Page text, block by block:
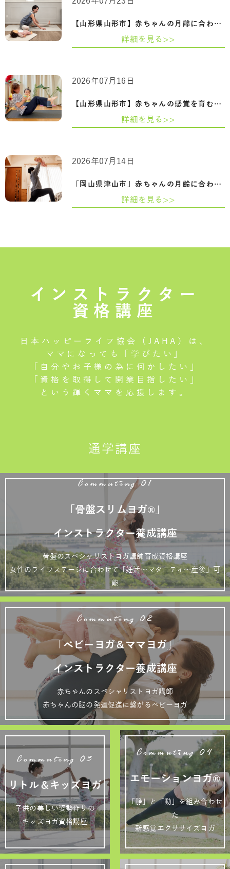
【山形県山形市】赤ちゃんの月齢に合わせ…
詳細を見る>>
【山形県山形市】赤ちゃんの感覚を育むふ…
2026年07月16日
詳細を見る>>
「岡山県津山市」赤ちゃんの月齢に合わせ…
2026年07月14日
詳細を見る>>
インストラクター
資格講座
日本ハッピーライフ協会（JAHA）は、
ママになっても「学びたい」
「自分やお子様の為に何かしたい」
「資格を取得して開業目指したい」
という輝くママを応援します。
通学講座
Commuting 01
「骨盤スリムヨガ®」
インストラクター養成講座
骨盤のスペシャリストヨガ講師育成資格講座
女性のライフステージに合わせて「妊活～マタニティ～産後」可
能
Commuting 02
「ベビーヨガ＆ママヨガ」
インストラクター養成講座
赤ちゃんのスペシャリストヨガ講師
赤ちゃんの脳の発達促進に繋がるベビーヨガ
Commuting 03
リトル＆キッズヨガ
子供の美しい姿勢作りの
キッズヨガ資格講座
Commuting 04
エモーションヨガ®
「静」と「動」を組み合わせ
た
新感覚エクササイズヨガ